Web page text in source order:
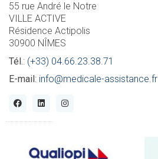
55 rue André le Notre
VILLE ACTIVE
Résidence Actipolis
30900 NÎMES
Tél.: (+33) 04.66.23.38.71
E-mail: info@medicale-assistance.fr